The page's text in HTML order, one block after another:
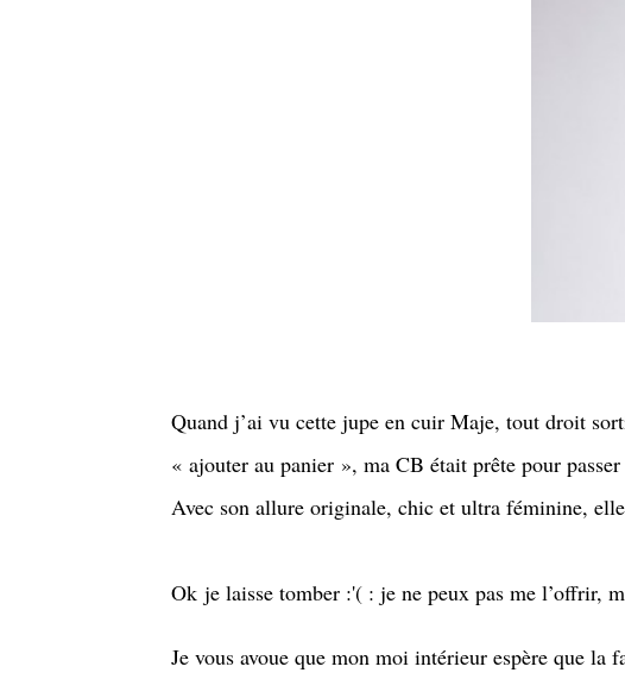
Quand j’ai vu cette jupe en cuir Maje, tout droit
« ajouter au panier », ma CB était prête pour
Avec son allure originale, chic et ultra féminine,
Ok je laisse tomber :'( : je ne peux pas me l’offrir,
Je vous avoue que mon moi intérieur espère que la